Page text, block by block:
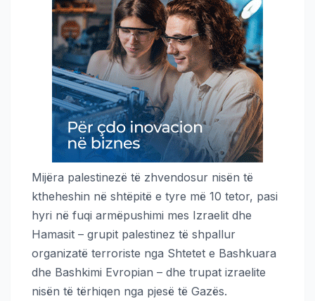
Mijëra palestinezë të zhvendosur nisën të
ktheheshin në shtëpitë e tyre më 10 tetor, pasi
hyri në fuqi armëpushimi mes Izraelit dhe
Hamasit – grupit palestinez të shpallur
organizatë terroriste nga Shtetet e Bashkuara
dhe Bashkimi Evropian – dhe trupat izraelite
nisën të tërhiqen nga pjesë të Gazës.